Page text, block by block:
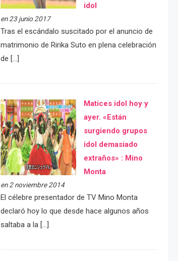
idol
en 23 junio 2017
Tras el escándalo suscitado por el anuncio de
matrimonio de Ririka Suto en plena celebración
de […]
Matices idol hoy y
ayer. «Están
surgiendo grupos
idol demasiado
extraños» : Mino
Monta
en 2 noviembre 2014
El célebre presentador de TV Mino Monta
declaró hoy lo que desde hace algunos años
saltaba a la […]